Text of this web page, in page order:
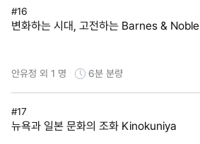
#16
변화하는 시대, 고전하는 Barnes & Noble
안유정 외 1 명 6분 분량
#17
뉴욕과 일본 문화의 조화 Kinokuniya